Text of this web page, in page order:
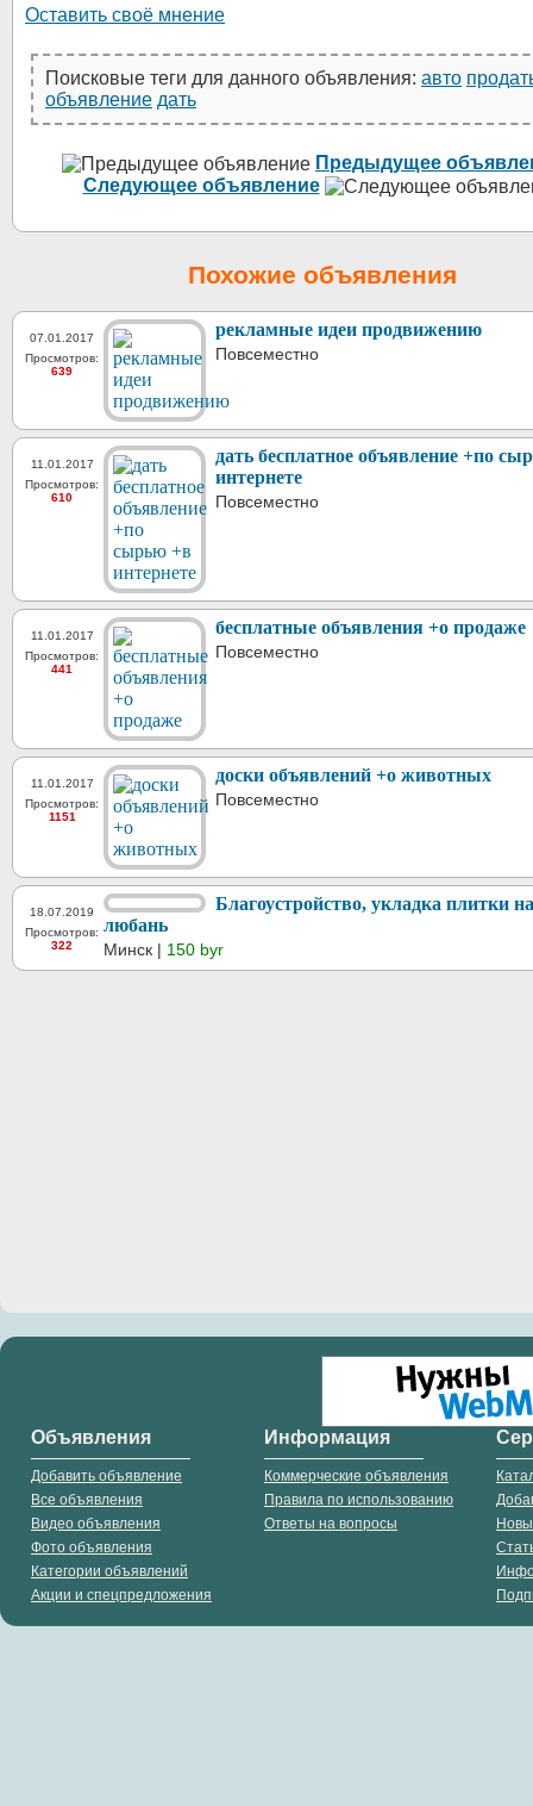
Оставить своё мнение
Поисковые теги для данного объявления: авто
объявление дать
Предыдущее
Следующее объявление
Похожие объявления
07.01.2017
Просмотров:
639
рекламные идеи продвижению
Повсеместно
11.01.2017
Просмотров:
610
дать бесплатное объявление +по
интернете
Повсеместно
11.01.2017
Просмотров:
441
бесплатные объявления +о продаже
Повсеместно
11.01.2017
Просмотров:
1151
доски объявлений +о животных
Повсеместно
18.07.2019
Просмотров:
322
Благоустройство, укладка плитки
любань
Минск | 150 byr
Объявления
Добавить объявление
Все объявления
Видео объявления
Фото объявления
Категории объявлений
Акции и спецпредложения
Информация
Коммерческие объявления
Правила по использованию
Ответы на вопросы